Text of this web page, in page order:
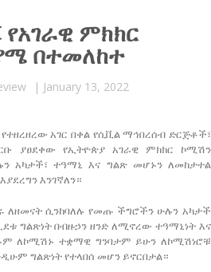
ምክክር
በተመለከተ
| January 13, 2022
አገር በቀል የሲቪል ማኅበረሰብ ድርጅቶች፣
ያፀደቀው የኢትዮጵያ አገራዊ ምክክር ኮሚሽን
አካታች፣ ተዓማኒ እና ግልጽ መሆኑን ለመከታተል
እንገኛለን።
ለዘመናት ሲንከባለሉ የመጡ ችግሮችን ሁሉን አካታች
ግልጽነት በብዙኃን ዘንድ ለሚኖረው ተዓማኒነት እና
ለኮሚሽኑ ተቋማዊ ግንባታም ይሁን ለኮሚሽነሮቹ
ግልጽነት የተላበሰ መሆን ይኖርበታል።